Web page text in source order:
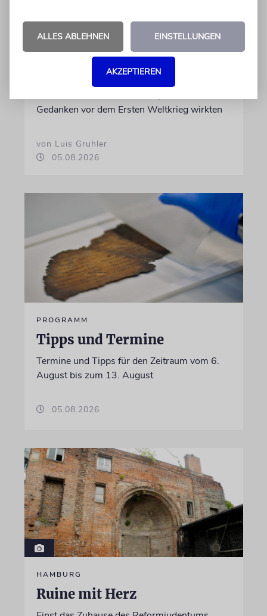
GESCHICHTE
Bedrohlich aktuell
Gedanken vor dem Ersten Weltkrieg wirkten
von Luis Gruhler
05.08.2026
PROGRAMM
Tipps und Termine
Termine und Tipps für den Zeitraum vom 6.
August bis zum 13. August
05.08.2026
HAMBURG
Ruine mit Herz
ALLES ABLEHNEN EINSTELLUNGEN
AKZEPTIEREN